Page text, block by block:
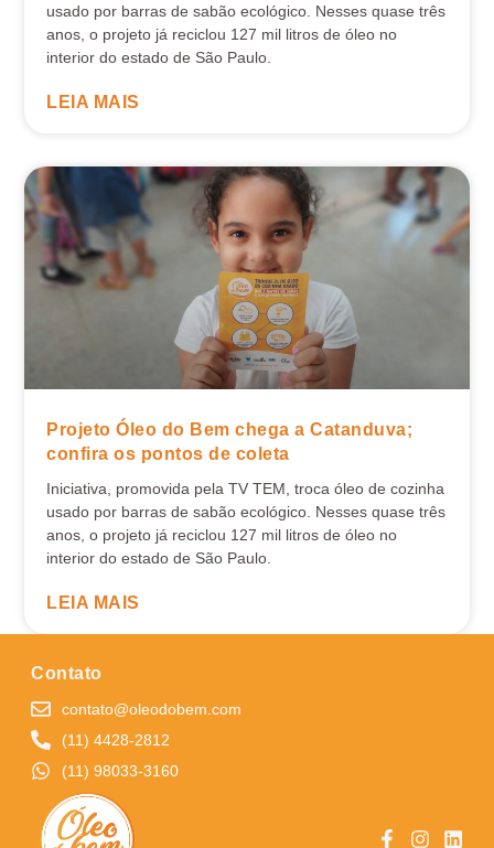
usado por barras de sabão ecológico. Nesses quase três
anos, o projeto já reciclou 127 mil litros de óleo no
interior do estado de São Paulo.
LEIA MAIS
Projeto Óleo do Bem chega a Catanduva;
confira os pontos de coleta
Iniciativa, promovida pela TV TEM, troca óleo de cozinha
usado por barras de sabão ecológico. Nesses quase três
anos, o projeto já reciclou 127 mil litros de óleo no
interior do estado de São Paulo.
LEIA MAIS
Contato
contato@oleodobem.com
(11) 4428-2812
(11) 98033-3160